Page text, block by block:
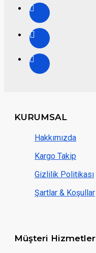
KURUMSAL
Hakkımızda
Kargo Takip
Gizlilik Politikası
Şartlar & Koşullar
Müşteri